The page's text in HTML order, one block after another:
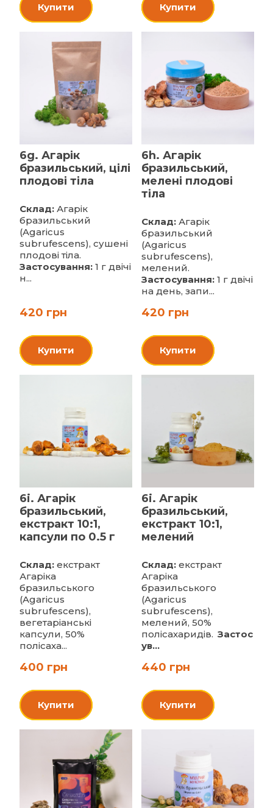
Купити Купити
6g. Агарік
бразильський, цілі
плодові тіла
Склад: Агарік
бразильський
(Agaricus
subrufescens), сушені
плодові тіла.
Застосування: 1 г двічі
н...
420 грн
Купити
6h. Агарік
бразильський,
мелені плодові
тіла
Склад:Агарік
бразильський
(Agaricus
subrufescens),
мелений.
Застосування: 1 г двічі
на день, запи...
420 грн
Купити
6i. Агарік
бразильський,
екстракт 10:1,
капсули по 0.5 г
Склад: екстракт
Агаріка
бразильського
(Agaricus
subrufescens),
вегетаріанські
капсули, 50%
полісаха...
400 грн
Купити
6i. Агарік
бразильський,
екстракт 10:1,
мелений
Склад:екстракт
Агаріка
бразильського
(Agaricus
subrufescens),
мелений, 50%
полісахаридів. Застос
ув...
440 грн
Купити